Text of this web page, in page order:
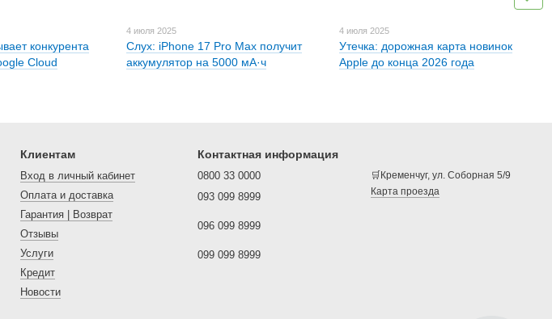
конкурента
Cloud
4 июля 2025
Слух: iPhone 17 Pro Max получит
аккумулятор на 5000 мА·ч
4 июля 2025
Утечка: дорожная карта новинок
Apple до конца 2026 года
Клиентам
Вход в личный кабинет
Оплата и доставка
Гарантия | Возврат
Отзывы
Услуги
Кредит
Новости
Контактная информация
0800 33 0000
093 099 8999
096 099 8999
099 099 8999
🛒Кременчуг, ул. Соборная 5/9
Карта проезда